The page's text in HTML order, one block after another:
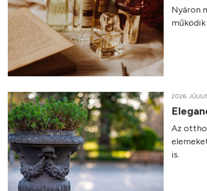
Nyáron
működik
2026.
Az
is.